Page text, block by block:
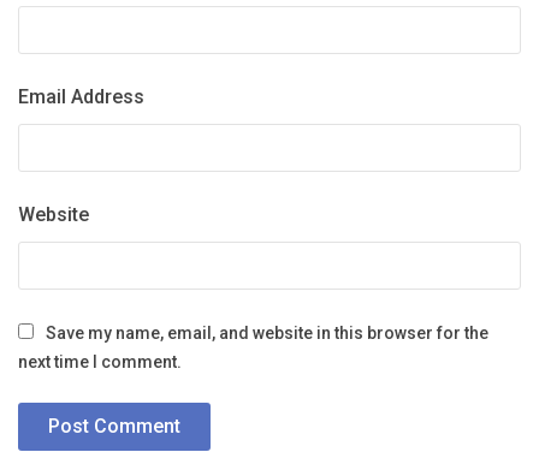
Email Address
Website
Save my name, email, and website in this browser for the
next time I comment.